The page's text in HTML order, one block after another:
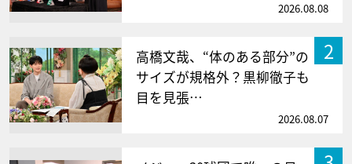
2026.08.08
2
高橋文哉、“体のある部分”の
サイズが規格外？黒柳徹子も
目を見張…
2026.08.07